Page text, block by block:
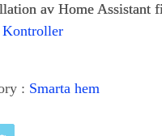
av Home Assistant
Kontroller
: Smarta hem